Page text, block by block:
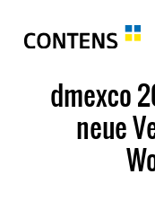
dmexco
neue